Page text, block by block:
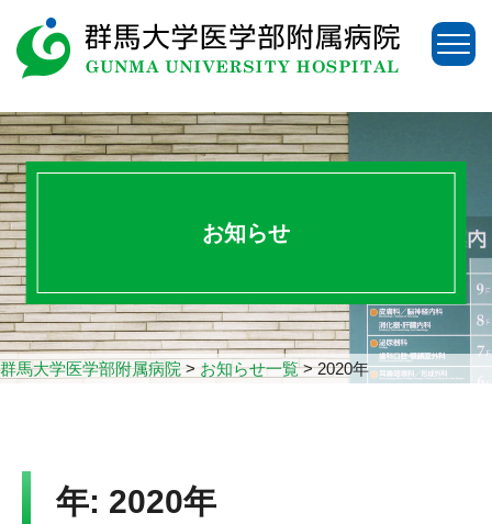
Language
お知らせ
群馬大学医学部附属病院> お知らせ一覧>2020年
年: 2020年